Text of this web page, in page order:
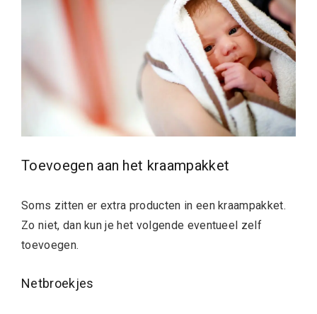
Toevoegen aan het kraampakket
Soms zitten er extra producten in een kraampakket.
Zo niet, dan kun je het volgende eventueel zelf
toevoegen.
Netbroekjes